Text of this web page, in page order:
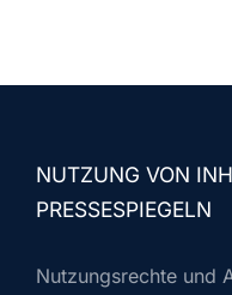
NUTZUNG VON
PRESSESPIEGELN
Nutzungsrechte und